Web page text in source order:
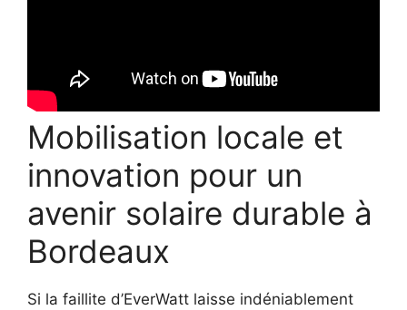
Mobilisation locale et
innovation pour un
avenir solaire durable à
Bordeaux
Si la faillite d’EverWatt laisse indéniablement